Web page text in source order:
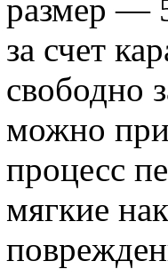
размер —
за счет
свободно
можно
процесс
мягкие